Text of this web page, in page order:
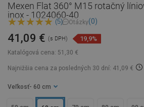
Mexen Flat 360° M15 rotačný
inox - 1024060-40
(5) Otázky(0)
Katalógová cena: 51,30 €
41,09 € (s DPH) 19,9%
Najnižšia cena za posledných 30 dní: 41,09 €
Veľkosť - 60 cm